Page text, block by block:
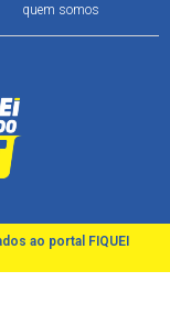
quem somos
ao portal FIQUEI